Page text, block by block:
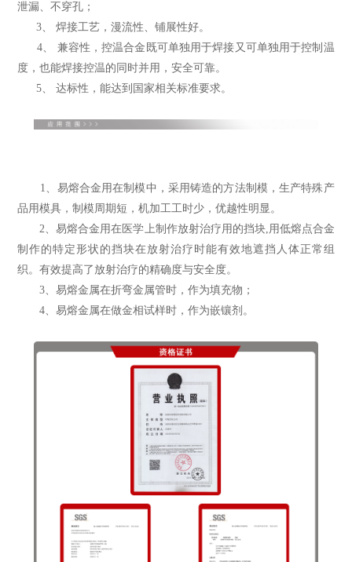
泄漏、不穿孔；
3、 焊接工艺，漫流性、铺展性好。
4、 兼容性，控温合金 既可单独用于焊接又可单独用于控制温
度，也能焊接控温的同时并用，安全可靠。
5、 达标性，能达到国家相关标准要求。
1、 易熔合金用在制模中，采用铸造的方法制模，生产特殊产
品用模具，制模周期短，机加工工时少，优越性明显。
2、易熔合金用在医学上制作放射治疗用的挡块,用低熔点合金
制作的特定形状的挡块在放射治疗时能有效地遮挡人体正常组
织。有效提高了放射治疗的精确度与安全度。
3、易熔金属在折弯金属管时，作为填充物；
4、易熔金属在做金相试样时，作为嵌镶剂。